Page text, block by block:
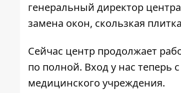
генеральный директор
замена окон, скользкая
Сейчас центр продолжает
по полной. Вход у нас теперь
медицинского учреждения.